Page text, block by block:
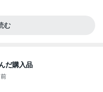
む
だ購入品